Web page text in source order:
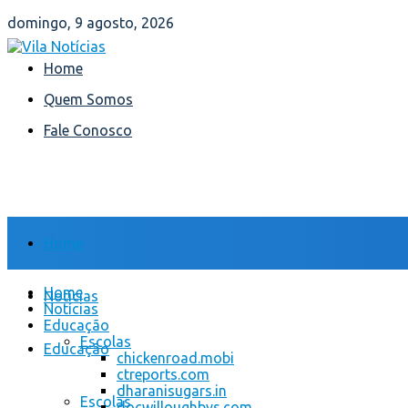
domingo, 9 agosto, 2026
Home
Quem Somos
Fale Conosco
Home
Notícias
Educação
Escolas
Home
Notícias
Educação
Escolas
chickenroad.mobi
ctreports.com
dharanisugars.in